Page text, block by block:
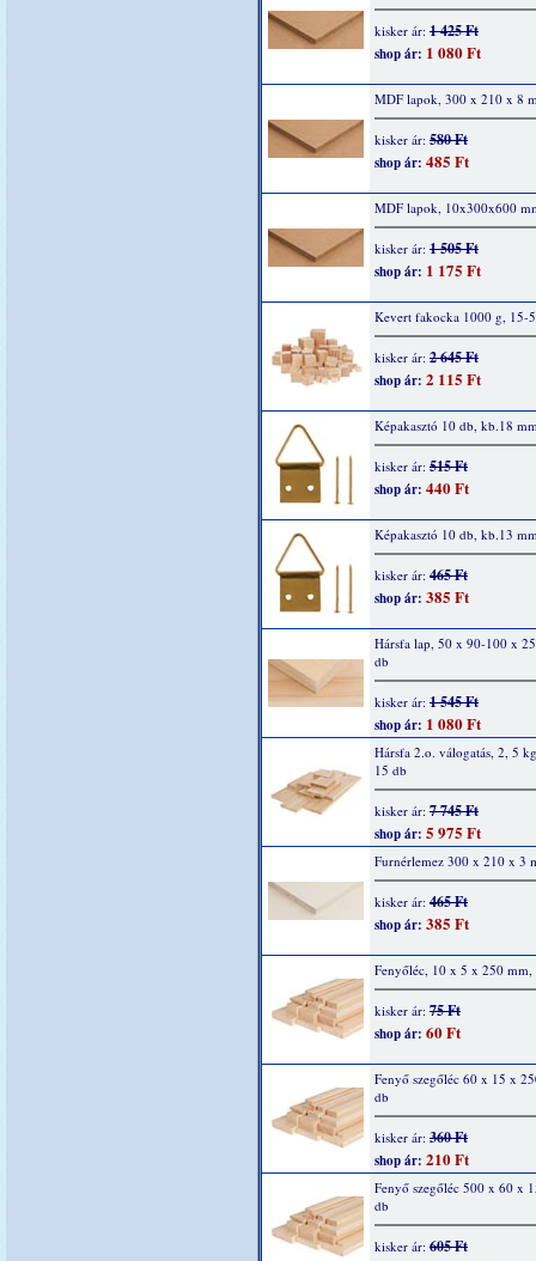
kisker ár: 1 425 Ft
shop ár: 1 080 Ft
MDF lapok, 300 x 210 x 8
kisker ár: 580 Ft
shop ár: 485 Ft
MDF lapok, 10x300x600
kisker ár: 1 505 Ft
shop ár: 1 175 Ft
Kevert fakocka 1000 g, 15-
kisker ár: 2 645 Ft
shop ár: 2 115 Ft
Képakasztó 10 db, kb.18
kisker ár: 515 Ft
shop ár: 440 Ft
Képakasztó 10 db, kb.13
kisker ár: 465 Ft
shop ár: 385 Ft
Hársfa lap, 50 x 90-100 x
db
kisker ár: 1 545 Ft
shop ár: 1 080 Ft
Hársfa 2.o. válogatás, 2, 5
15 db
kisker ár: 7 745 Ft
shop ár: 5 975 Ft
Furnérlemez 300 x 210 x 3
kisker ár: 465 Ft
shop ár: 385 Ft
Fenyőléc, 10 x 5 x 250 mm,
kisker ár: 75 Ft
shop ár: 60 Ft
Fenyő szegőléc 60 x 15 x
db
kisker ár: 360 Ft
shop ár: 210 Ft
Fenyő szegőléc 500 x 60 x
db
kisker ár: 605 Ft